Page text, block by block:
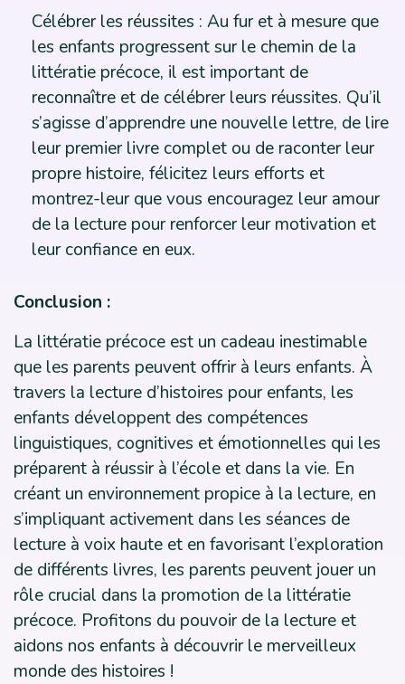
Célébrer les réussites : Au fur et à mesure que
les enfants progressent sur le chemin de la
littératie précoce, il est important de
reconnaître et de célébrer leurs réussites. Qu’il
s’agisse d’apprendre une nouvelle lettre, de lire
leur premier livre complet ou de raconter leur
propre histoire, félicitez leurs efforts et
montrez-leur que vous encouragez leur amour
de la lecture pour renforcer leur motivation et
leur confiance en eux.
Conclusion :
La littératie précoce est un cadeau inestimable
que les parents peuvent offrir à leurs enfants. À
travers la lecture d’histoires pour enfants, les
enfants développent des compétences
linguistiques, cognitives et émotionnelles qui les
préparent à réussir à l’école et dans la vie. En
créant un environnement propice à la lecture, en
s’impliquant activement dans les séances de
lecture à voix haute et en favorisant l’exploration
de différents livres, les parents peuvent jouer un
rôle crucial dans la promotion de la littératie
précoce. Profitons du pouvoir de la lecture et
aidons nos enfants à découvrir le merveilleux
monde des histoires !